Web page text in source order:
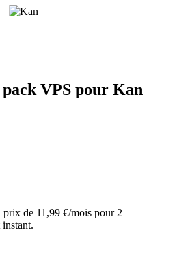
pack VPS pour Kan
de 11,99 €/mois pour 2